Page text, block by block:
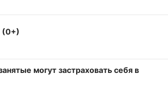
(0+)
могут застраховать себя в